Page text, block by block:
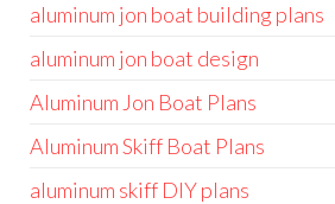
aluminum jon boat building plans
aluminum jon boat design
Aluminum Jon Boat Plans
Aluminum Skiff Boat Plans
aluminum skiff DIY plans